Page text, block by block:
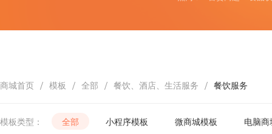
商城首页 / 模板 / 全部 / 餐饮、酒店、生活服务 / 餐饮服务
模板类型： 全部 小程序模板 微商城模板 电脑